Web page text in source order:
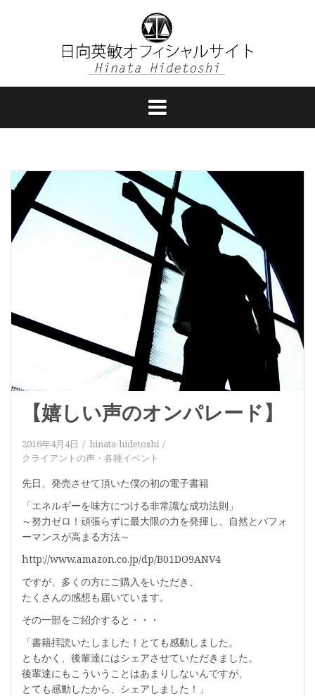
へ
ッ
【嬉しい声のオンパレード】
2016年4月4日
hinata-hidetoshi
クライアントの声 ・ 各種イベント
先日、発売させて頂いた僕の初の電子書籍
「エネルギーを味方につける非常識な成功法則」
～努力ゼロ！頑張らずに最大限の力を発揮し、自然とパフォ
ーマンスが高まる方法～
http://www.amazon.co.jp/dp/B01DO9ANV4
ですが、多くの方にご購入をいただき、
たくさんの感想も届いています。
その一部をご紹介すると・・・
「書籍拝読いたしました！とても感動しました。
ともかく、後輩達にはシェアさせていただきました。
後輩達にもこういうことはあまりしないんですが、
とても感動したから、シェアしました！」